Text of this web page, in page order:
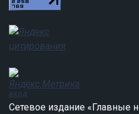
вход
Сетевое издание «Главные